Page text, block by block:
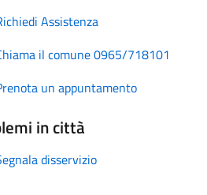
Assistenza
il comune 0965/718101
un appuntamento
in città
disservizio